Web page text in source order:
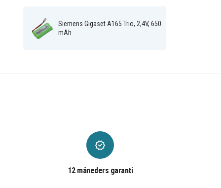
EAN / GTIN 4894128024194
GP V30145-K1310-X359
V30145-K1310-X383
Siemens Gigaset A165 Trio, 2,4V, 650
mAh
12 måneders garanti